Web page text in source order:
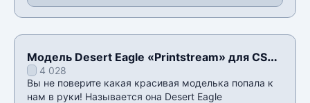
Модель Desert Eagle «Printstream» для CSS
v344 028
Вы не поверите какая красивая моделька попала к
нам в руки! Называется она Desert Eagle